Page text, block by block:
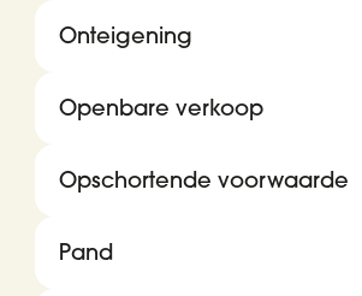
Onteigening
Openbare verkoop
Opschortende voorwaarde
Pand